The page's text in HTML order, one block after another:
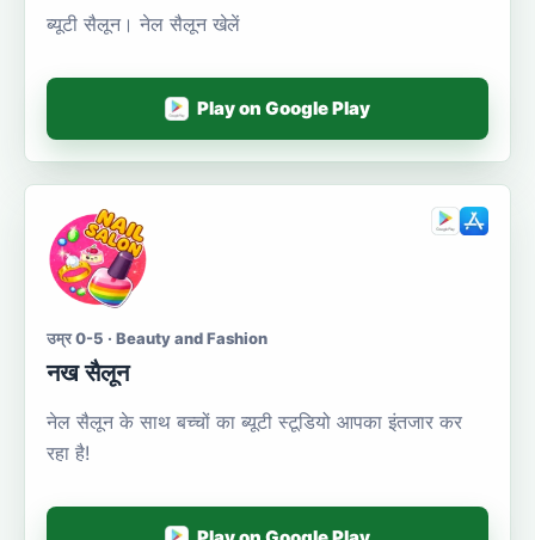
ब्यूटी सैलून। नेल सैलून खेलें
Play on Google Play
उम्र 0-5 · Beauty and Fashion
नख सैलून
नेल सैलून के साथ बच्चों का ब्यूटी स्टूडियो आपका इंतजार कर
रहा है!